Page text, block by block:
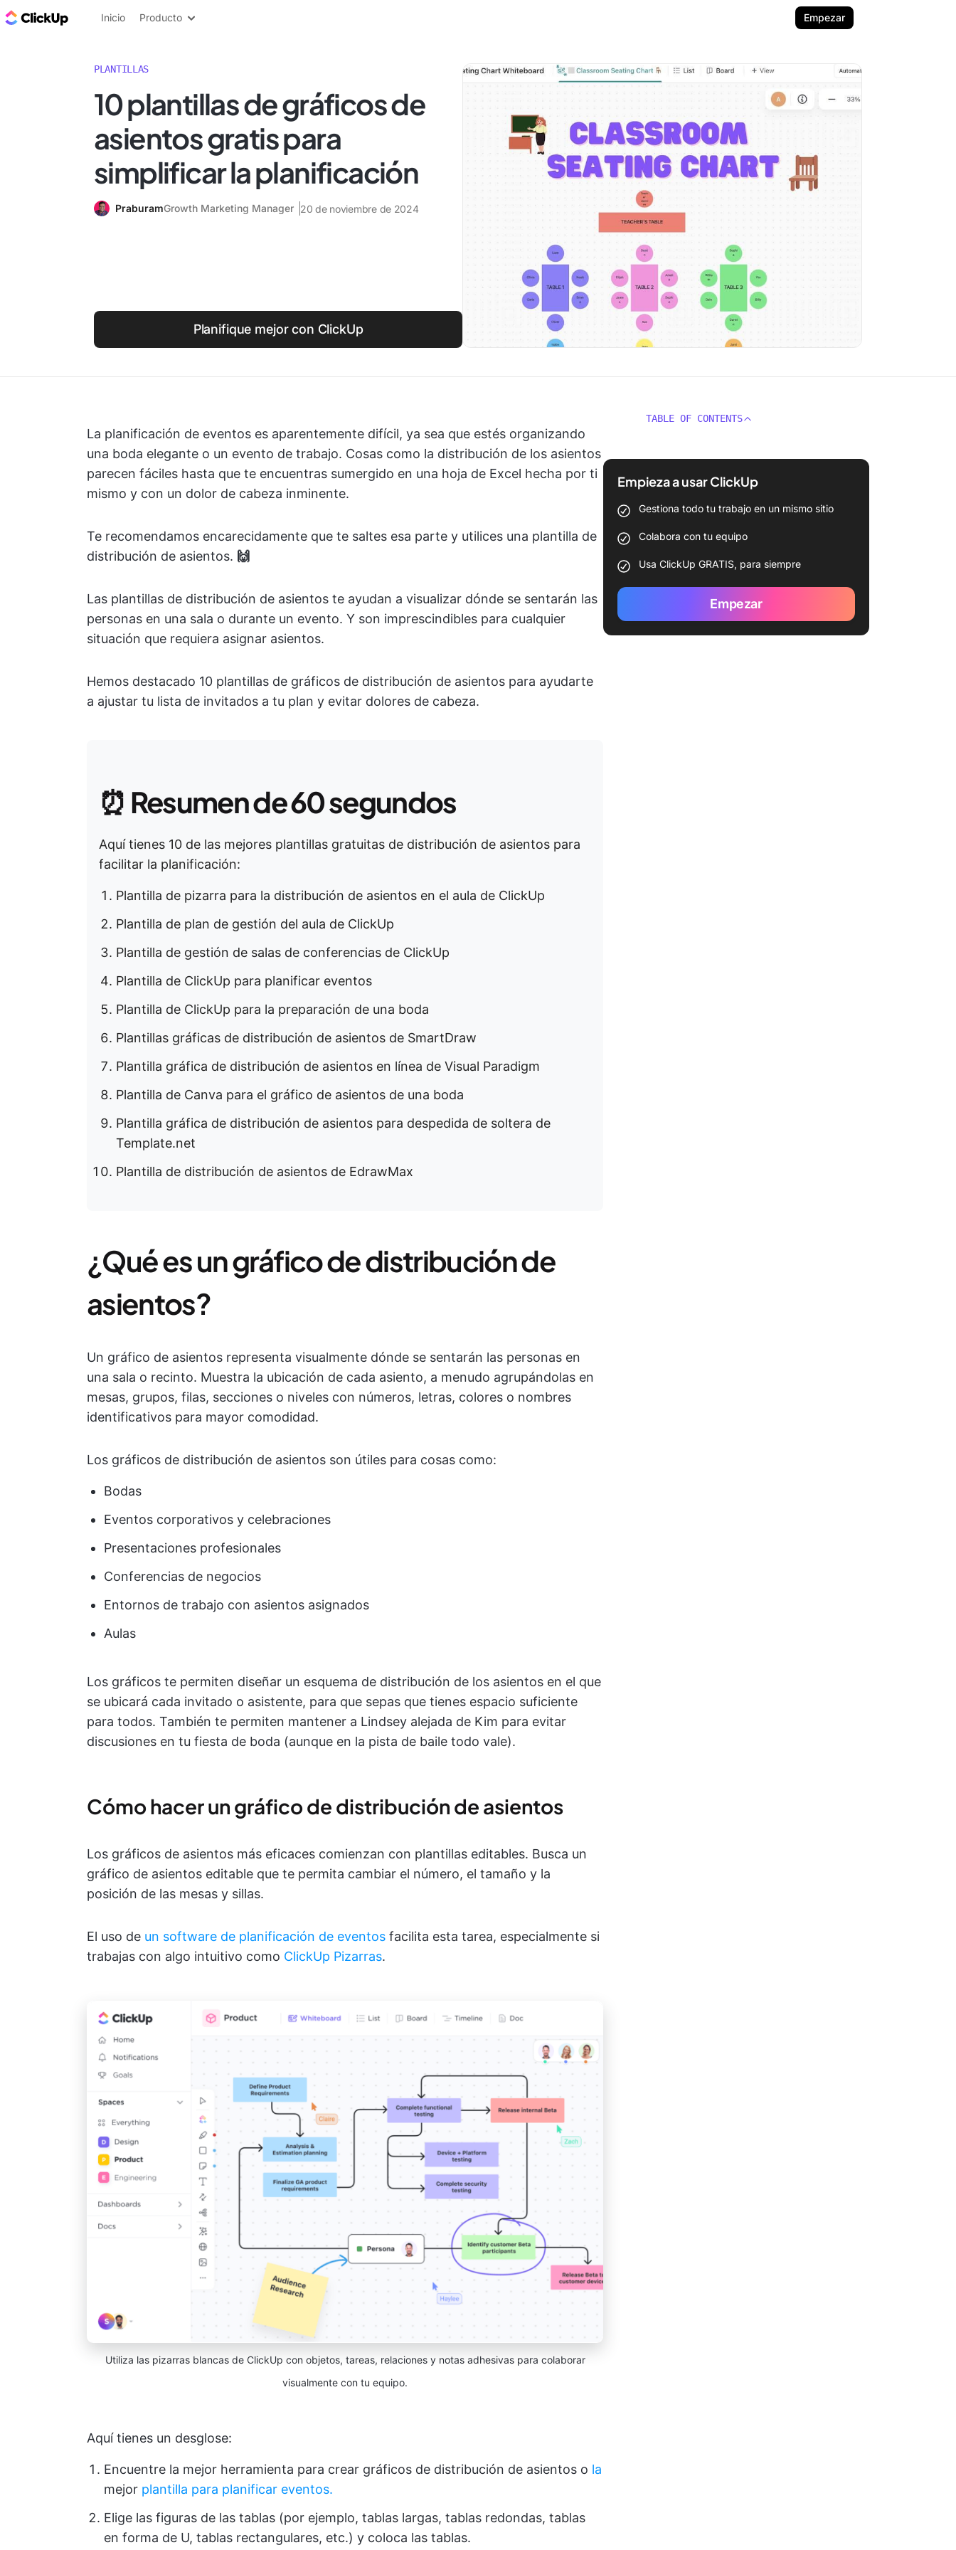
ClickUp Blog
Inicio Producto Empezar
PLANTILLAS
10 plantillas de gráficos de
asientos gratis para
simplificar la planificación
PraburamGrowth Marketing Manager 20 de noviembre de 2024
Planifique mejor con ClickUp
La planificación de eventos es aparentemente difícil, ya sea que estés organizando
una boda elegante o un evento de trabajo. Cosas como la distribución de los asientos
parecen fáciles hasta que te encuentras sumergido en una hoja de Excel hecha por ti
mismo y con un dolor de cabeza inminente.
Te recomendamos encarecidamente que te saltes esa parte y utilices una plantilla de
distribución de asientos. 🙌
Las plantillas de distribución de asientos te ayudan a visualizar dónde se sentarán las
personas en una sala o durante un evento. Y son imprescindibles para cualquier
situación que requiera asignar asientos.
Hemos destacado 10 plantillas de gráficos de distribución de asientos para ayudarte
a ajustar tu lista de invitados a tu plan y evitar dolores de cabeza.
⏰ Resumen de 60 segundos
Aquí tienes 10 de las mejores plantillas gratuitas de distribución de asientos para
facilitar la planificación:
Plantilla de pizarra para la distribución de asientos en el aula de ClickUp
Plantilla de plan de gestión del aula de ClickUp
Plantilla de gestión de salas de conferencias de ClickUp
Plantilla de ClickUp para planificar eventos
Plantilla de ClickUp para la preparación de una boda
Plantillas gráficas de distribución de asientos de SmartDraw
Plantilla gráfica de distribución de asientos en línea de Visual Paradigm
Plantilla de Canva para el gráfico de asientos de una boda
Plantilla gráfica de distribución de asientos para despedida de soltera de
Template.net
Plantilla de distribución de asientos de EdrawMax
¿Qué es un gráfico de distribución de
asientos?
Un gráfico de asientos representa visualmente dónde se sentarán las personas en
una sala o recinto. Muestra la ubicación de cada asiento, a menudo agrupándolas en
mesas, grupos, filas, secciones o niveles con números, letras, colores o nombres
identificativos para mayor comodidad.
Los gráficos de distribución de asientos son útiles para cosas como:
Bodas
Eventos corporativos y celebraciones
Presentaciones profesionales
Conferencias de negocios
Entornos de trabajo con asientos asignados
Aulas
Los gráficos te permiten diseñar un esquema de distribución de los asientos en el que
se ubicará cada invitado o asistente, para que sepas que tienes espacio suficiente
para todos. También te permiten mantener a Lindsey alejada de Kim para evitar
discusiones en tu fiesta de boda (aunque en la pista de baile todo vale).
Cómo hacer un gráfico de distribución de asientos
Los gráficos de asientos más eficaces comienzan con plantillas editables. Busca un
gráfico de asientos editable que te permita cambiar el número, el tamaño y la
posición de las mesas y sillas.
El uso de un software de planificación de eventos facilita esta tarea, especialmente si
trabajas con algo intuitivo como ClickUp Pizarras.
Utiliza las pizarras blancas de ClickUp con objetos, tareas, relaciones y notas adhesivas para colaborar
visualmente con tu equipo.
Aquí tienes un desglose:
Encuentre la mejor herramienta para crear gráficos de distribución de asientos o la
mejor plantilla para planificar eventos.
Elige las figuras de las tablas (por ejemplo, tablas largas, tablas redondas, tablas
en forma de U, tablas rectangulares, etc.) y coloca las tablas.
TABLE OF CONTENTS
Empieza a usar ClickUp
Gestiona todo tu trabajo en un mismo sitio
Colabora con tu equipo
Usa ClickUp GRATIS, para siempre
Empezar